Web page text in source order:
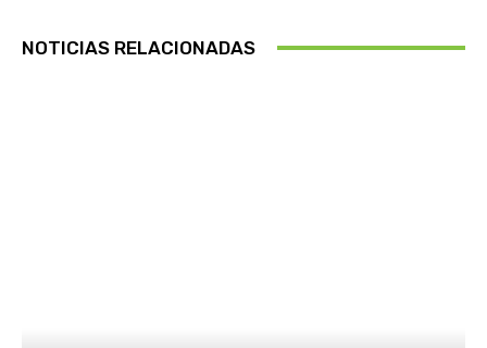
NOTICIAS RELACIONADAS